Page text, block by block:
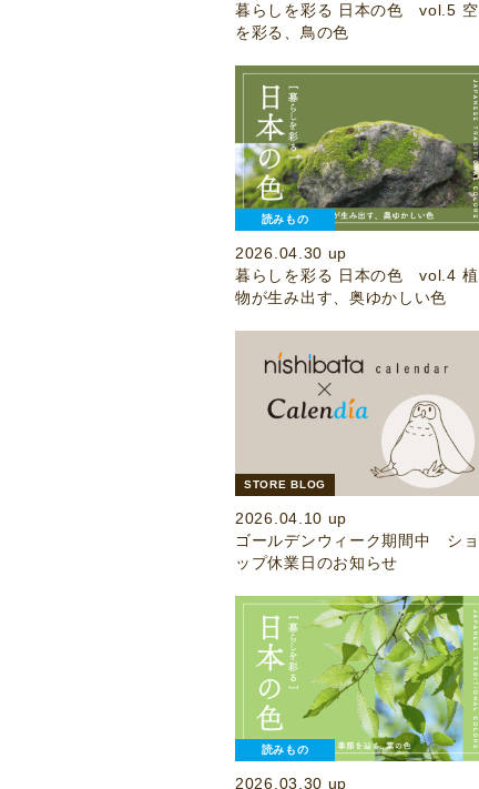
暮らしを彩る 日本の色 vol.5 空
を彩る、鳥の色
読みもの
2026.04.30 up
暮らしを彩る 日本の色 vol.4 植
物が生み出す、奥ゆかしい色
STORE BLOG
2026.04.10 up
ゴールデンウィーク期間中 ショ
ップ休業日のお知らせ
読みもの
2026.03.30 up